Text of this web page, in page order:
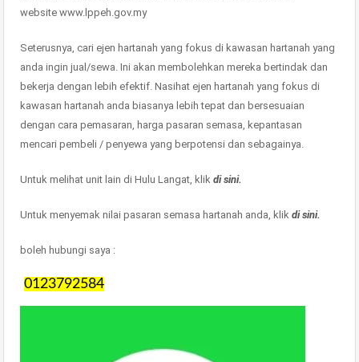
website www.lppeh.gov.my
Seterusnya, cari ejen hartanah yang fokus di kawasan hartanah yang
anda ingin jual/sewa. Ini akan membolehkan mereka bertindak dan
bekerja dengan lebih efektif. Nasihat ejen hartanah yang fokus di
kawasan hartanah anda biasanya lebih tepat dan bersesuaian
dengan cara pemasaran, harga pasaran semasa, kepantasan
mencari pembeli / penyewa yang berpotensi dan sebagainya.
Untuk melihat unit lain di Hulu Langat, klik di sini.
Untuk menyemak nilai pasaran semasa hartanah anda, klik di sini.
boleh hubungi saya :
0123792584